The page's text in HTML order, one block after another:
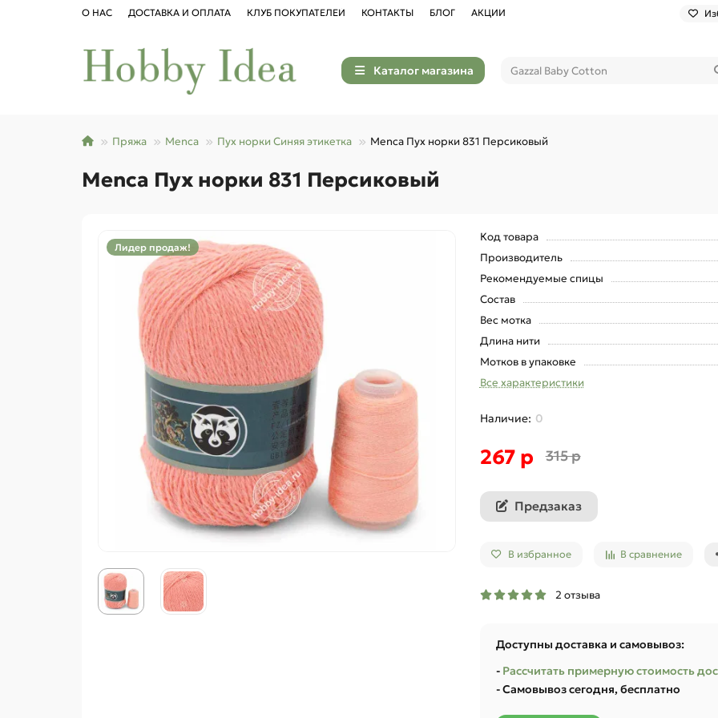
О НАС ДОСТАВКА И ОПЛАТА КЛУБ ПОКУПАТЕЛЕЙ КОНТАКТЫ БЛОГ АКЦИИ
Каталог магазина
Пряжа Menca Пух норки Синяя этикетка Menca Пух норки 831 Персиковый
Menca Пух норки 831 Персиковый
Лидер продаж!
Код товара
Производитель
Рекомендуемые спицы
Состав
Вес мотка
Длина нити
Мотков в упаковке
Все характеристики
0
267 р 315 р
Предзаказ
В избранное В сравнение
2 отзыва
Доступны доставка и самовывоз:
- Рассчитать примерную стоимость
- Самовывоз сегодня, бесплатно